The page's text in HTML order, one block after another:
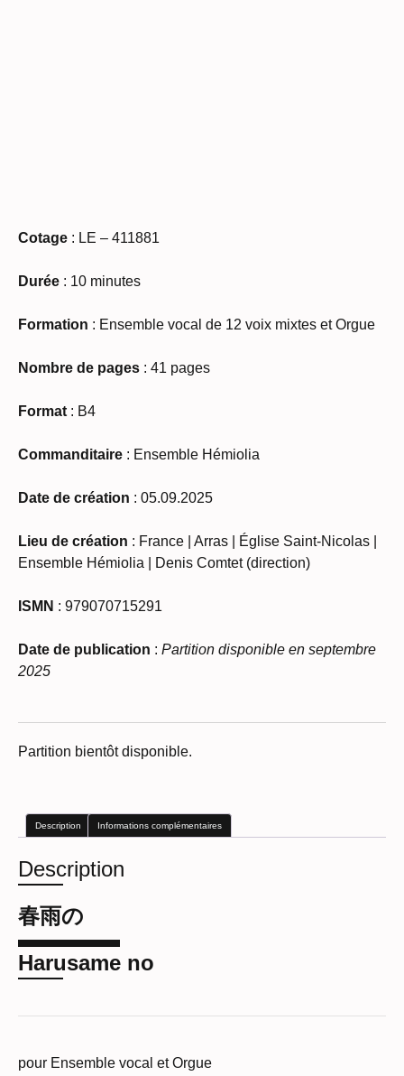
Cotage : LE – 411881
Durée : 10 minutes
Formation : Ensemble vocal de 12 voix mixtes et Orgue
Nombre de pages : 41 pages
Format : B4
Commanditaire : Ensemble Hémiolia
Date de création : 05.09.2025
Lieu de création : France Arras |
Église Saint-Nicolas |
Ensemble Hémiolia | Denis Comtet (direction)
ISMN : 979070715291
Date de publication : Partition disponible en septembre
2025
Partition bientôt disponible.
Description Informations complémentaires
Description
春雨の
Harusame no
pour Ensemble vocal et Orgue